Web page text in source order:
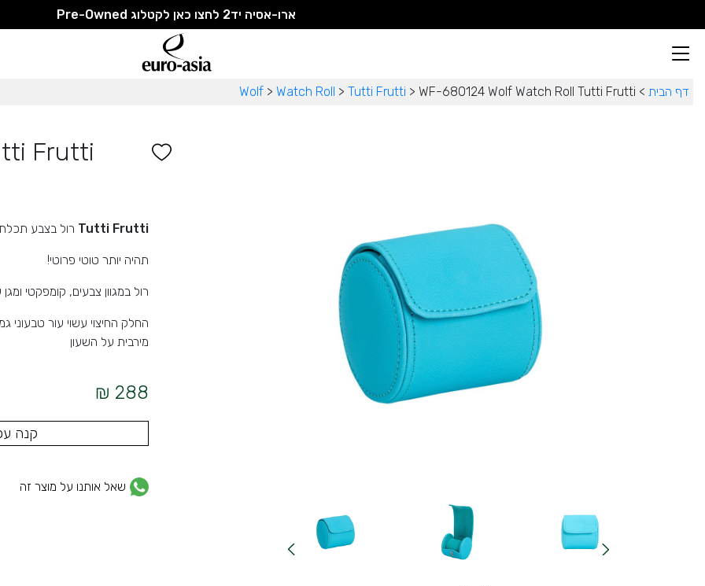
ארו-אסיה יד2 לחצו כאן לקטלוג Pre-Owned
דף הבית >
Wolf > Watch Roll > Tutti Frutti > WF-680124 Wolf Watch Roll Tutti Frutti
Frutti
Tutti Frutti רול בצבע
תהיה יותר טוטי פרוטי!
רול במגוון צבעים, קומפקטי
החלק החיצוי עשוי עור
מירבית על השעון
288 ₪
קנה
שאל אותנו על מוצר זה